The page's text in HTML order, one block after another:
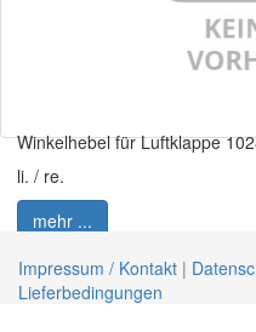
Winkelhebel für Luftklappe
li. / re.
mehr ...
Impressum / Kontakt |
Lieferbedingungen